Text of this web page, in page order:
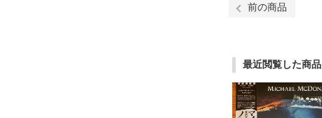
前の商品
最近閲覧した商品